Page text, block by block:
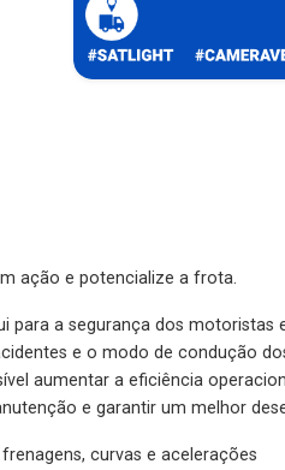
ação e potencialize a frota.
para a segurança dos motoristas
e o modo de condução
aumentar a eficiência
e garantir um melhor
curvas e acelerações